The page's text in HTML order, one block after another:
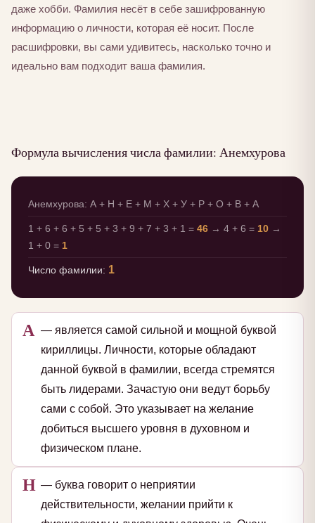
даже хобби. Фамилия несёт в себе зашифрованную
информацию о личности, которая её носит. После
расшифровки, вы сами удивитесь, насколько точно и
идеально вам подходит ваша фамилия.
Формула вычисления числа фамилии: Анемхурова
Анемхурова: А + Н + Е + М + Х + У + Р + О + В + А
1 + 6 + 6 + 5 + 5 + 3 + 9 + 7 + 3 + 1 = 46 → 4 + 6 = 10 →
1 + 0 = 1
Число фамилии: 1
А — является самой сильной и мощной буквой
кириллицы. Личности, которые обладают
данной буквой в фамилии, всегда стремятся
быть лидерами. Зачастую они ведут борьбу
сами с собой. Это указывает на желание
добиться высшего уровня в духовном и
физическом плане.
Н — буква говорит о неприятии
действительности, желании прийти к